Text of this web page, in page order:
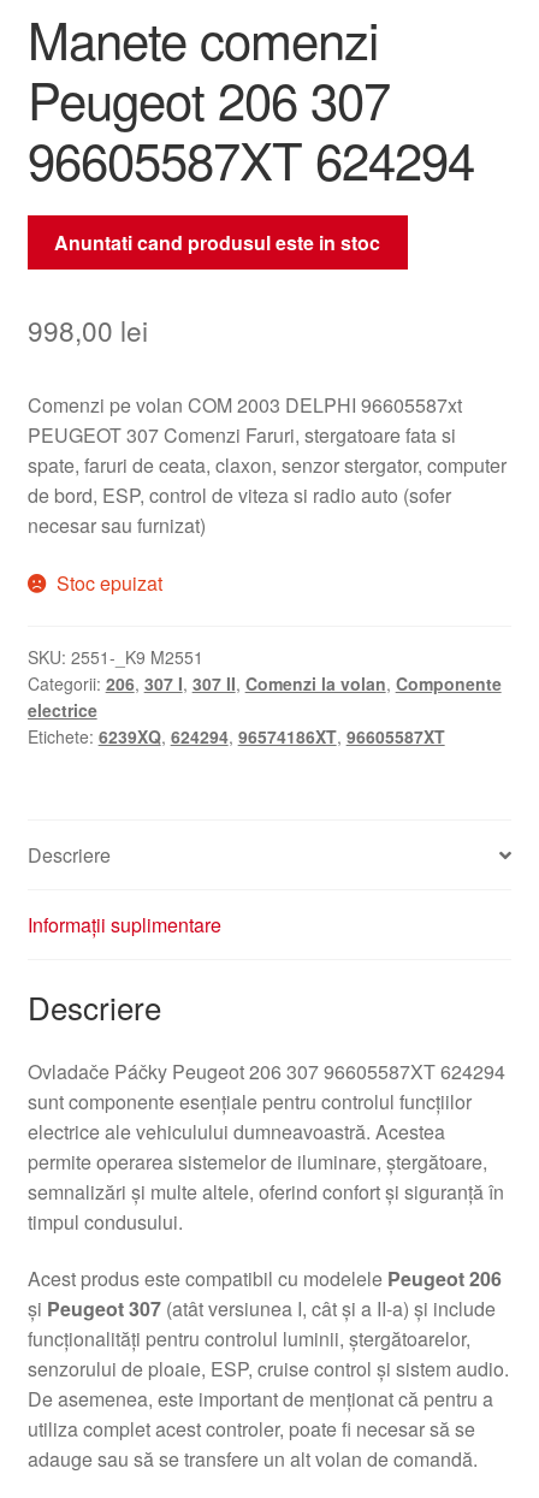
Procedura de reclamație
Termeni si conditii
Manete comenzi
Peugeot 206 307
96605587XT 624294
Anuntati cand produsul este in stoc
998,00 lei
Comenzi pe volan COM 2003 DELPHI 96605587xt
PEUGEOT 307 Comenzi Faruri, stergatoare fata si
spate, faruri de ceata, claxon, senzor stergator, computer
de bord, ESP, control de viteza si radio auto (sofer
necesar sau furnizat)
Stoc epuizat
SKU: 2551-_K9 M2551
Categorii: 206, 307 I, 307 II, Comenzi la volan, Componente
electrice
Etichete: 6239XQ, 624294, 96574186XT, 96605587XT
Descriere
Informații suplimentare
Descriere
Ovladače Páčky Peugeot 206 307 96605587XT 624294
sunt componente esențiale pentru controlul funcțiilor
electrice ale vehiculului dumneavoastră. Acestea
permite operarea sistemelor de iluminare, ștergătoare,
semnalizări și multe altele, oferind confort și siguranță în
timpul condusului.
Acest produs este compatibil cu modelele Peugeot 206
și Peugeot 307(atât versiunea I, cât și a II-a) și include
funcționalități pentru controlul luminii, ștergătoarelor,
senzorului de ploaie, ESP, cruise control și sistem audio.
De asemenea, este important de menționat că pentru a
utiliza complet acest controler, poate fi necesar să se
adauge sau să se transfere un alt volan de comandă.